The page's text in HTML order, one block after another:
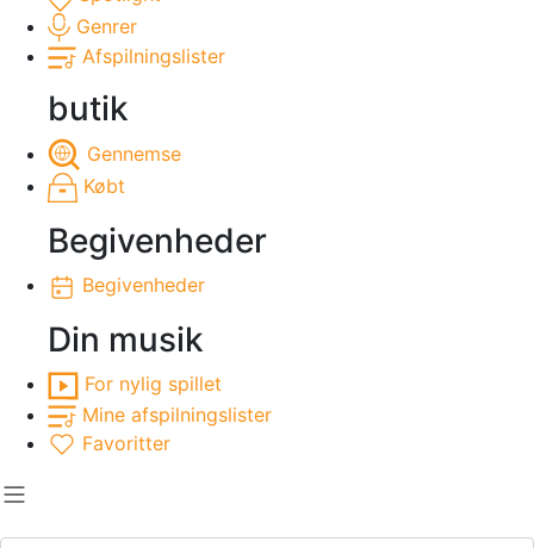
Genrer
Afspilningslister
butik
Gennemse
Købt
Begivenheder
Begivenheder
Din musik
For nylig spillet
Mine afspilningslister
Favoritter